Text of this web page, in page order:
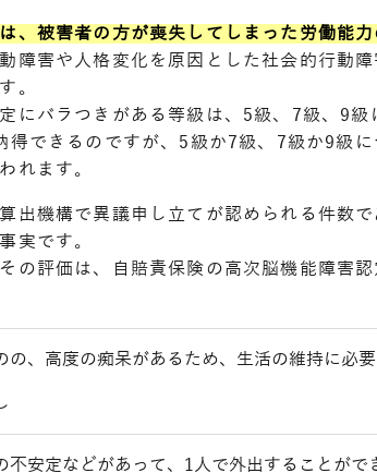
、被害者の方が喪失してしまった労働能
障害や人格変化を原因とした社会的行動
。
にバラつきがある等級は、5級、7級、9
できるのですが、5級か7級、7級か9級
れます。
出機構で異議申し立てが認められる件数
実です。
の評価は、自賠責保険の高次脳機能障害
の、高度の痴呆があるため、生活の維持に必
不安定などがあって、1人で外出することが